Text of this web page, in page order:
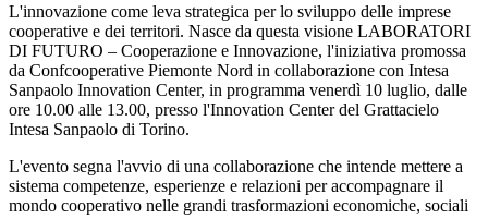
L'innovazione come leva strategica per lo sviluppo delle imprese
cooperative e dei territori. Nasce da questa visione LABORATORI
DI FUTURO – Cooperazione e Innovazione, l'iniziativa promossa
da Confcooperative Piemonte Nord in collaborazione con Intesa
Sanpaolo Innovation Center, in programma venerdì 10 luglio, dalle
ore 10.00 alle 13.00, presso l'Innovation Center del Grattacielo
Intesa Sanpaolo di Torino.
L'evento segna l'avvio di una collaborazione che intende mettere a
sistema competenze, esperienze e relazioni per accompagnare il
mondo cooperativo nelle grandi trasformazioni economiche, sociali